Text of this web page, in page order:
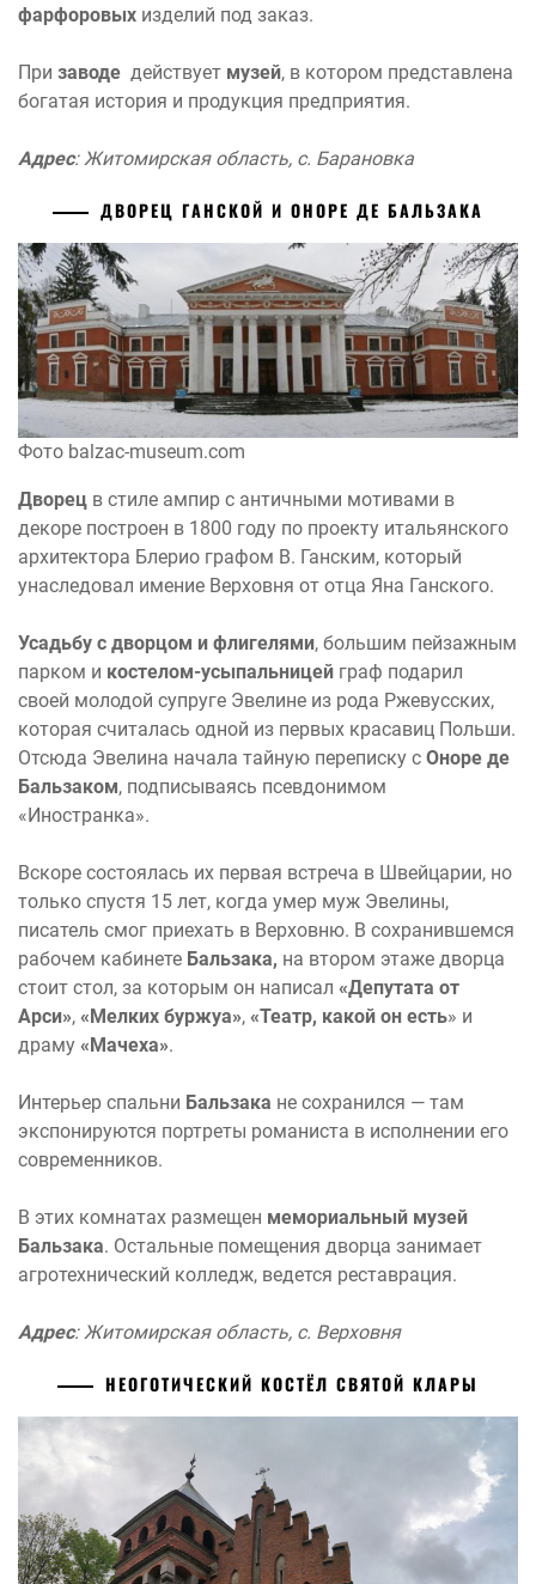
фарфоровых изделий под заказ.
При заводе действует музей, в котором представлена
богатая история и продукция предприятия.
Адрес: Житомирская область, с. Барановка
ДВОРЕЦ ГАНСКОЙ И ОНОРЕ ДЕ БАЛЬЗАКА
Фото balzac-museum.com
Дворец в стиле ампир с античными мотивами в
декоре построен в 1800 году по проекту итальянского
архитектора Блерио графом В. Ганским, который
унаследовал имение Верховня от отца Яна Ганского.
Усадьбу с дворцом и флигелями, большим пейзажным
парком и костелом-усыпальницей граф подарил
своей молодой супруге Эвелине из рода Ржевусских,
которая считалась одной из первых красавиц Польши.
Отсюда Эвелина начала тайную переписку с Оноре де
Бальзаком, подписываясь псевдонимом
«Иностранка».
Вскоре состоялась их первая встреча в Швейцарии, но
только спустя 15 лет, когда умер муж Эвелины,
писатель смог приехать в Верховню. В сохранившемся
рабочем кабинете Бальзака, на втором этаже дворца
стоит стол, за которым он написал «Депутата от
Арси», «Мелких буржуа», «Театр, какой он есть» и
драму «Мачеха».
Интерьер спальни Бальзака не сохранился — там
экспонируются портреты романиста в исполнении его
современников.
В этих комнатах размещен мемориальный музей
Бальзака. Остальные помещения дворца занимает
агротехнический колледж, ведется реставрация.
Адрес: Житомирская область, с. Верховня
НЕОГОТИЧЕСКИЙ КОСТЁЛ СВЯТОЙ КЛАРЫ